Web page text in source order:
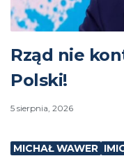
Rząd nie
Polski!
5 sierpnia, 2026
MICHAŁ WAWER